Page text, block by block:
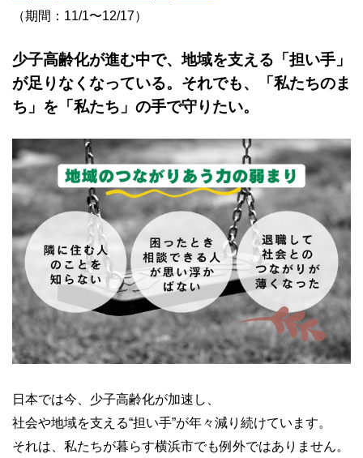
（期間：11/1〜12/17）
少子高齢化が進む中で、地域を支える「担い手」
が足りなくなっている。それでも、「私たちのま
ち」を「私たち」の手で守りたい。
日本では今、少子高齢化が加速し、
社会や地域を支える“担い手”が年々減り続けています。
それは、私たちが暮らす横浜市でも例外ではありません。